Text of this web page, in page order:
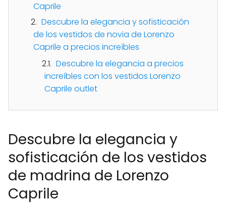
Caprile
Descubre la elegancia y sofisticación
de los vestidos de novia de Lorenzo
Caprile a precios increíbles
Descubre la elegancia a precios
increíbles con los vestidos Lorenzo
Caprile outlet
Descubre la elegancia y
sofisticación de los vestidos
de madrina de Lorenzo
Caprile